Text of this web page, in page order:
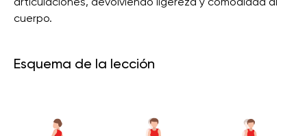
cuerpo.
Esquema de la lección